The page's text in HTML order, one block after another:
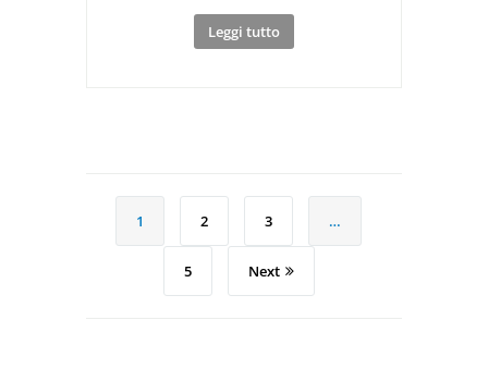
Leggi tutto
1 2 3 …
5 Next